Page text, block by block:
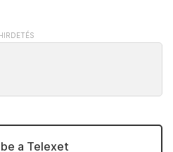
a Telexet